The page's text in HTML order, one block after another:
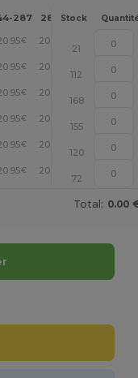
287 288 + Plus
Stock
€ 20.07
21
€ 20.07
112
€ 20.07 +
168
€ 20.07 +
155
€ 20.07 +
120
€ 20.07
72
Total: 0.00